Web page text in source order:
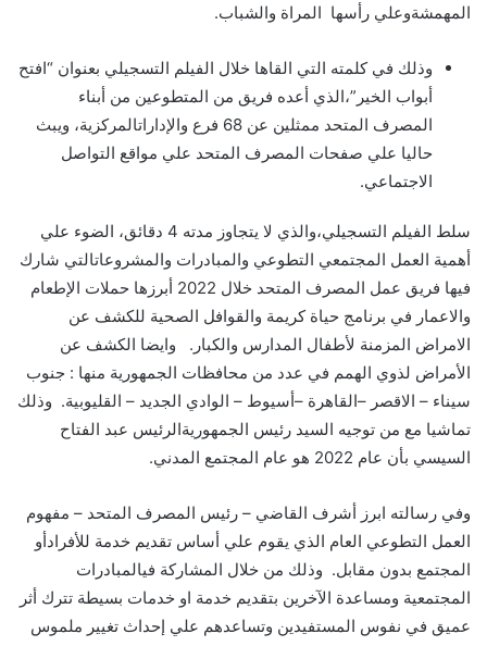
المهمشةوعلي رأسها المراة والشباب.
وذلك في كلمته التي القاها خلال الفيلم التسجيلي بعنوان “افتح
أبواب الخير”،الذي أعده فريق من المتطوعين من أبناء
المصرف المتحد ممثلين عن 68 فرع والإداراتالمركزية، ويبث
حاليا علي صفحات المصرف المتحد علي مواقع التواصل
الاجتماعي.
سلط الفيلم التسجيلي،والذي لا يتجاوز مدته 4 دقائق، الضوء علي
أهمية العمل المجتمعي التطوعي والمبادرات والمشروعاتالتي شارك
فيها فريق عمل المصرف المتحد خلال 2022 أبرزها حملات الإطعام
والاعمار في برنامج حياة كريمة والقوافل الصحية للكشف عن
الامراض المزمنة لأطفال المدارس والكبار. وايضا الكشف عن
الأمراض لذوي الهمم في عدد من محافظات الجمهورية منها : جنوب
سيناء – الاقصر –القاهرة –أسيوط – الوادي الجديد – القليوبية. وذلك
تماشيا مع من توجيه السيد رئيس الجمهوريةالرئيس عبد الفتاح
السيسي بأن عام 2022 هو عام المجتمع المدني.
وفي رسالته ابرز أشرف القاضي – رئيس المصرف المتحد – مفهوم
العمل التطوعي العام الذي يقوم علي أساس تقديم خدمة للأفرادأو
المجتمع بدون مقابل. وذلك من خلال المشاركة فيالمبادرات
المجتمعية ومساعدة الآخرين بتقديم خدمة او خدمات بسيطة تترك أثر
عميق في نفوس المستفيدين وتساعدهم علي إحداث تغيير ملموس